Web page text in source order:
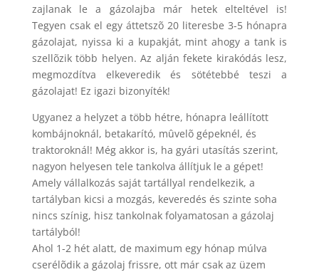
zajlanak le a gázolajba már hetek elteltével is!
Tegyen csak el egy áttetszõ 20 literesbe 3-5 hónapra
gázolajat, nyissa ki a kupakját, mint ahogy a tank is
szellõzik több helyen. Az alján fekete kirakódás lesz,
megmozdítva elkeveredik és sötétebbé teszi a
gázolajat! Ez igazi bizonyíték!
Ugyanez a helyzet a több hétre, hónapra leállított
kombájnoknál, betakarító, mûvelõ gépeknél, és
traktoroknál! Még akkor is, ha gyári utasítás szerint,
nagyon helyesen tele tankolva állítjuk le a gépet!
Amely vállalkozás saját tartállyal rendelkezik, a
tartályban kicsi a mozgás, keveredés és szinte soha
nincs színig, hisz tankolnak folyamatosan a gázolaj
tartályból!
Ahol 1-2 hét alatt, de maximum egy hónap múlva
cserélõdik a gázolaj frissre, ott már csak az üzem